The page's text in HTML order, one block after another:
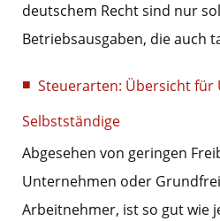
deutschem Recht sind nur
Betriebsausgaben, die auch
Steuerarten: Übersicht
Selbstständige
Abgesehen von geringen
Unternehmen oder
Arbeitnehmer, ist so gut wie